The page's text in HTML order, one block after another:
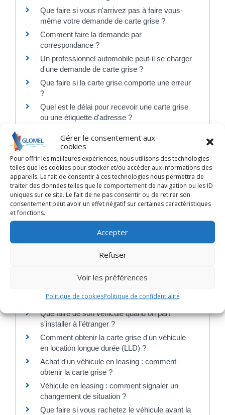
Gérer le consentement aux
cookies
Pour offrir les meilleures expériences, nous utilisons des technologies
telles que les cookies pour stocker et/ou accéder aux informations des
appareils. Le fait de consentir à ces technologies nous permettra de
traiter des données telles que le comportement de navigation ou les ID
uniques sur ce site. Le fait de ne pas consentir ou de retirer son
consentement peut avoir un effet négatif sur certaines caractéristiques
et fonctions.
Accepter
Refuser
Voir les préférences
Politique de cookiesPolitique de confidentialité
Que faire si vous n'arrivez pas à faire vous-
même votre demande de carte grise ?
Comment faire la demande par
correspondance ?
Un professionnel automobile peut-il se charger
d'une demande de carte grise ?
Que faire si la carte grise comporte une erreur
?
Quel est le délai pour recevoir une carte grise
ou une étiquette d'adresse ?
En quoi consiste le numéro SIV (Système
d'Immatriculation des Véhicules) ?
Comment obtenir une fiche d'identification du
véhicule ?
Quelles obligations pour immatriculer un
véhicule acheté à l'étranger ?
Achat d'un véhicule à l'étranger : comment
faire immatriculer son véhicule ?
grise barrée ?
revient en France avec un véhicule ?
Que faire de son véhicule quand on part
s'installer à l'étranger ?
Comment obtenir la carte grise d'un véhicule
en location longue durée (LLD) ?
Achat d'un véhicule en leasing : comment
obtenir la carte grise ?
Véhicule en leasing : comment signaler un
changement de situation ?
Que faire si vous rachetez le véhicule avant la